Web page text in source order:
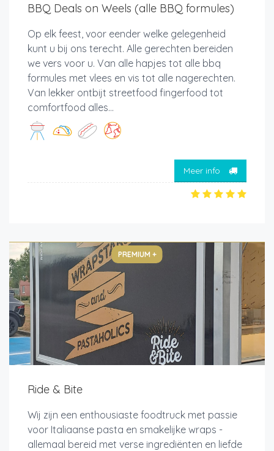
BBQ Deals on Weels (alle BBQ formules)
Op elk feest, voor eender welke gelegenheid
kunt u bij ons terecht. Alle gerechten bereiden
we vers voor u. Van alle hapjes tot alle bbq
formules met vlees en vis tot alle nagerechten.
Van lekker ontbijt streetfood fingerfood tot
comfortfood alles...
Meer info
PREMIUM +
Ride & Bite
Wij zijn een enthousiaste foodtruck met passie
voor Italiaanse pasta en smakelijke wraps -
allemaal bereid met verse ingrediënten en liefde